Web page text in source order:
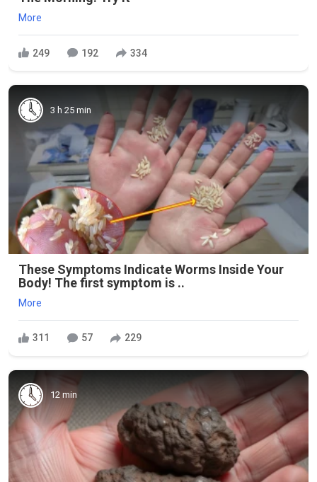
More
249 192 334
3 h 25 min
These Symptoms Indicate Worms Inside Your
Body! The first symptom is ..
More
311 57 229
12 min